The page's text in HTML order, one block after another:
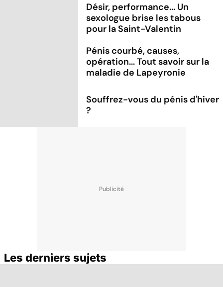
Désir, performance... Un
sexologue brise les tabous
pour la Saint-Valentin
Pénis courbé, causes,
opération... Tout savoir sur la
maladie de Lapeyronie
Souffrez-vous du pénis d'hiver
?
Les derniers sujets